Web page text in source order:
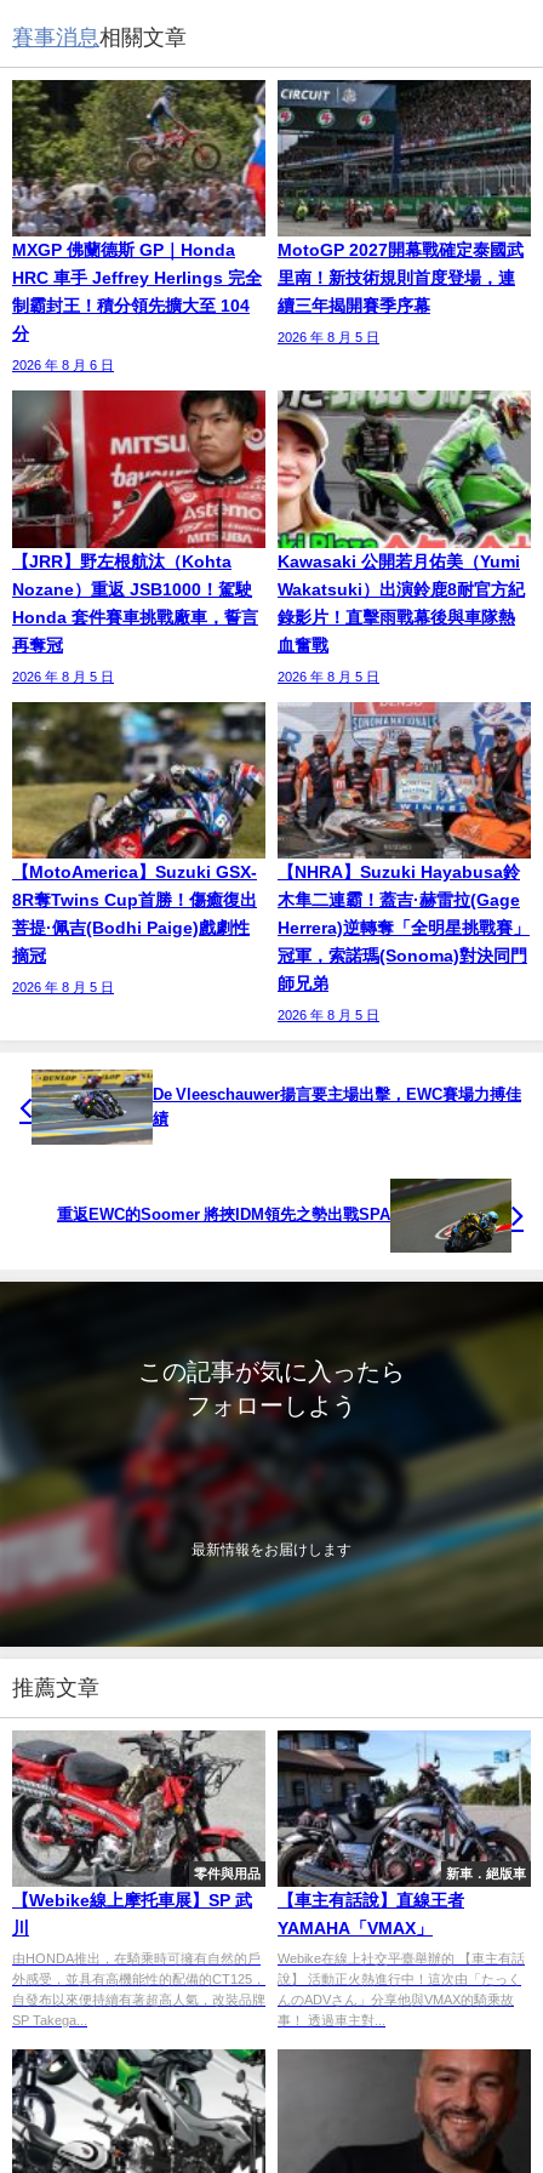
賽事消息相關文章
MXGP 佛蘭德斯 GP｜Honda
HRC 車手 Jeffrey Herlings 完全
制霸封王！積分領先擴大至 104
分
2026 年 8 月 6 日
MotoGP 2027開幕戰確定泰國武
里南！新技術規則首度登場，連
續三年揭開賽季序幕
2026 年 8 月 5 日
【JRR】野左根航汰（Kohta
Nozane）重返 JSB1000！駕駛
Honda 套件賽車挑戰廠車，誓言
再奪冠
2026 年 8 月 5 日
Kawasaki 公開若月佑美（Yumi
Wakatsuki）出演鈴鹿8耐官方紀
錄影片！直擊雨戰幕後與車隊熱
血奮戰
2026 年 8 月 5 日
【MotoAmerica】Suzuki GSX-
8R奪Twins Cup首勝！傷癒復出
菩提·佩吉(Bodhi Paige)戲劇性
摘冠
2026 年 8 月 5 日
【NHRA】Suzuki Hayabusa鈴
木隼二連霸！蓋吉·赫雷拉(Gage
Herrera)逆轉奪「全明星挑戰賽」
冠軍，索諾瑪(Sonoma)對決同門
師兄弟
2026 年 8 月 5 日
De Vleeschauwer揚言要主場出擊，EWC賽場力搏佳
績
重返EWC的Soomer 將挾IDM領先之勢出戰SPA
この記事が気に入ったら
フォローしよう
最新情報をお届けします
推薦文章
零件與用品
【Webike線上摩托車展】SP 武
川
由HONDA推出，在騎乘時可擁有自然的戶
外感受，並具有高機能性的配備的CT125，
自發布以來便持續有著超高人氣，改裝品牌
SP Takega...
新車．絕版車
【車主有話說】直線王者
YAMAHA「VMAX」
Webike在線上社交平臺舉辦的 【車主有話
說】 活動正火熱進行中！這次由「たっく
んのADVさん」分享他與VMAX的騎乘故
事！ 透過車主對...